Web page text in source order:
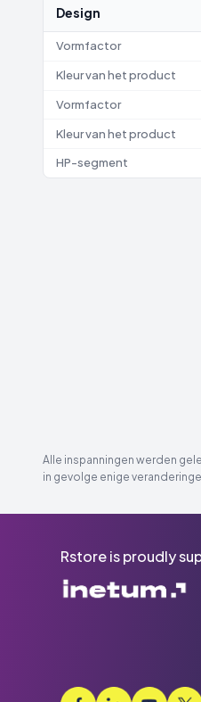
Design
Vormfactor
Kleur van het product
Vormfactor
Kleur van het product
HP-segment
Alle inspanningen werden
in gevolge enige
Rstore is proudly